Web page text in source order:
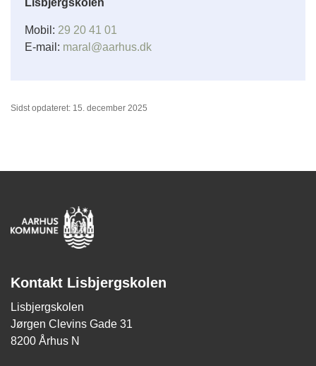
Mobil: 29 20 41 01
E-mail: maral@aarhus.dk
Sidst opdateret: 15. december 2025
Kontakt Lisbjergskolen
Lisbjergskolen
Jørgen Clevins Gade 31
8200 Århus N